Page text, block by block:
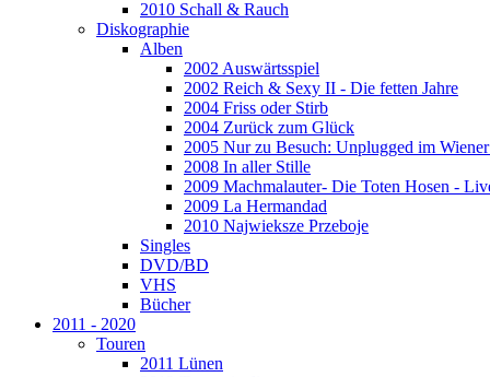
2010 Schall & Rauch
Diskographie
Alben
2002 Auswärtsspiel
2002 Reich & Sexy II - Die fetten Jahre
2004 Friss oder Stirb
2004 Zurück zum Glück
2005 Nur zu Besuch: Unplugged im
2008 In aller Stille
2009 Machmalauter- Die Toten Hosen -
2009 La Hermandad
2010 Najwieksze Przeboje
Singles
DVD/BD
VHS
Bücher
2011 - 2020
Touren
2011 Lünen